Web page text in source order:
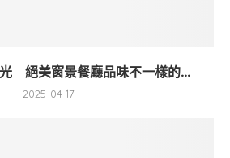
絕美窗景餐廳品味不一樣的...
2025-04-17